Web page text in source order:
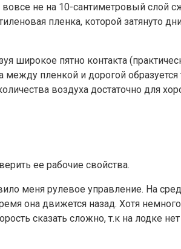
не на 10-сантиметровый слой
пленка, которой затянуто
широкое пятно контакта
пленкой и дорогой
воздуха достаточно для
ее рабочие свойства.
меня рулевое управление. На
она движется назад. Хотя
сказать сложно, т.к на лодке